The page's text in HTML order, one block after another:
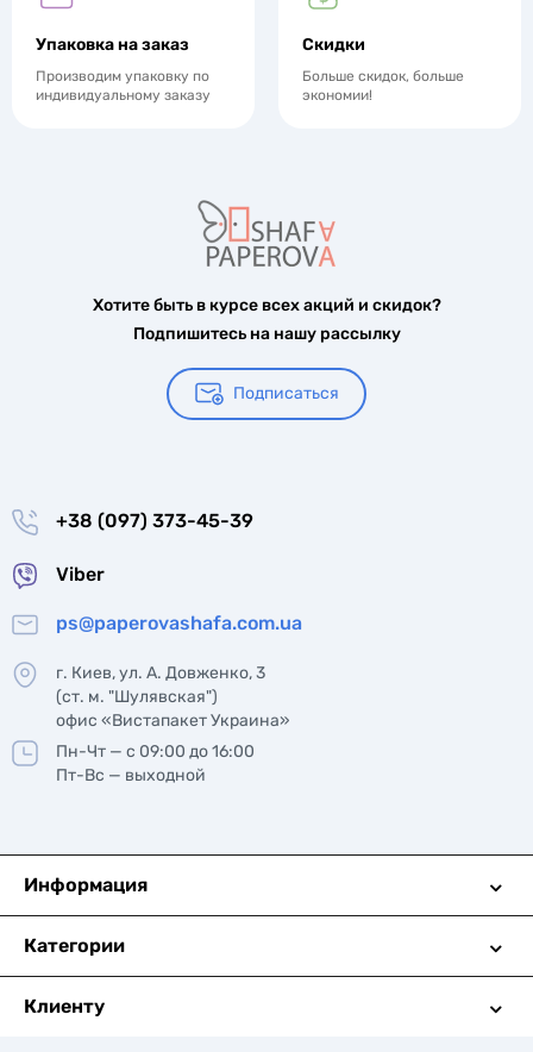
Упаковка на заказ
Производим упаковку по
индивидуальному заказу
Скидки
Больше скидок, больше
экономии!
Хотите быть в курсе всех акций и скидок?
Подпишитесь на нашу рассылку
Подписаться
+38 (097) 373-45-39
Viber
ps@paperovashafa.com.ua
г. Киев, ул. А. Довженко, 3
(ст. м. "Шулявская")
офис «Вистапакет Украина»
Пн-Чт — с 09:00 до 16:00
Пт-Вс — выходной
Информация
Категории
Клиенту